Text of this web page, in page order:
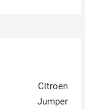
Citroen
Jumper